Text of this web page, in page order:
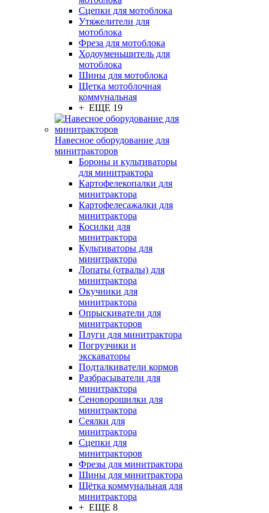
Сцепки для мотоблока
Утяжелители для
мотоблока
Фреза для мотоблока
Ходоуменьшитель для
мотоблока
Шины для мотоблока
Щетка мотоблочная
коммунальная
+ ЕЩЕ 19
Навесное оборудование для
минитракторов
Бороны и культиваторы
для минитрактора
Картофелекопалки для
минитрактора
Картофелесажалки для
минитрактора
Косилки для
минитрактора
Культиваторы для
минитрактора
Лопаты (отвалы) для
минитрактора
Окучники для
минитрактора
Опрыскиватели для
минитракторов
Плуги для минитрактора
Погрузчики и
экскаваторы
Подталкиватели кормов
Разбрасыватели для
минитрактора
Сеноворошилки для
минитрактора
Сеялки для
минитрактора
Сцепки для
минитракторов
Фрезы для минитрактора
Шины для минитрактора
Щётка коммунальная для
минитрактора
+ ЕЩЕ 8